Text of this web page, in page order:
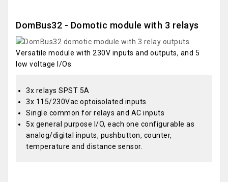
DomBus32 - Domotic module with 3 relays
Versatile module with 230V inputs and outputs, and 5
low voltage I/Os.
3x relays SPST 5A
3x 115/230Vac optoisolated inputs
Single common for relays and AC inputs
5x general purpose I/O, each one configurable as
analog/digital inputs, pushbutton, counter,
temperature and distance sensor.